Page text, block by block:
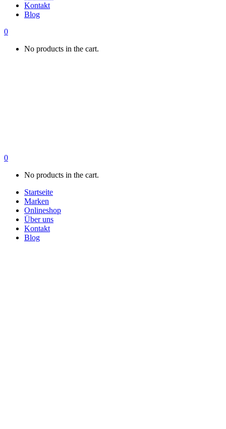
Kontakt
Blog
0
No products in the cart.
0
No products in the cart.
Startseite
Marken
Onlineshop
Über uns
Kontakt
Blog